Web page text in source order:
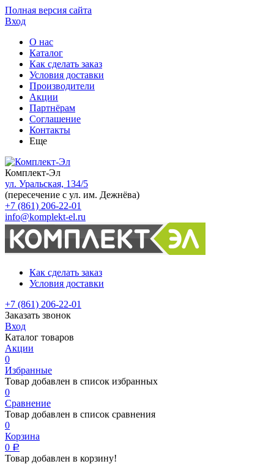
Полная версия сайта
Вход
О нас
Каталог
Как сделать заказ
Условия доставки
Производители
Акции
Партнёрам
Соглашение
Контакты
Еще
Комплект-Эл
ул. Уральская, 134/5
(пересечение с ул. им. Дежнёва)
+7 (861) 206-22-01
info@komplekt-el.ru
Как сделать заказ
Условия доставки
+7 (861) 206-22-01
Заказать звонок
Вход
Каталог товаров
Акции
0
Избранные
Товар добавлен в список избранных
0
Сравнение
Товар добавлен в список сравнения
0
Корзина
0 Р
Товар добавлен в корзину!